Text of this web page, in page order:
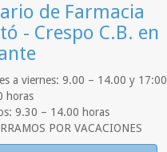
de Farmacia
- Crespo C.B. en
a viernes: 9.00 – 14.00 y 17:00
horas
9.30 – 14.00 horas
POR VACACIONES